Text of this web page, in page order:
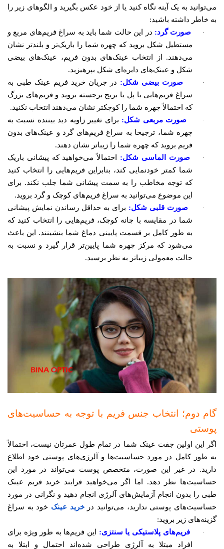
می‌توانید به یک آینه نگاه کنید یا از خود عکس بگیرید و الگوهای زیر را
به خاطر داشته باشید:
· صورت گرد: در این حالت شما باید به سراغ فریم‌های مربع و
مستطیل شکل بروید که چهره شما را باریک‌تر و بلندتر نشان
می‌دهند. از انتخاب عینک‌های بدون فریم، عینک‌های بیضی
شکل و عینک‌های دایره‌ای شکل بپرهیزید.
· صورت بیضی شکل: در جریان خرید فریم عینک طبی به
سراغ فریم‌هایی با پل یا بریج برجسته بروید و فریم‌های بزرگ
که احتمالاً چهره شما را کوچکتر نشان می‌دهند انتخاب نکنید.
· صورت مربعی شکل: برای تغییر زاویه دید بیننده نسبت به
چهره شما، ترجیحا به سراغ فریم‌های گرد و عینک‌های بدون
فریم بروید که چهره شما را زیباتر نشان دهند.
· صورت الماسی شکل: احتمالاً می‌خواهید که پیشانی باریک
شما کمتر خودنمایی کند، بنابراین فریم‌هایی را انتخاب کنید
که توجه مخاطب را به سمت پیشانی شما جلب نکند. برای
این موضوع می‌توانید به سراغ فریم‌های کوچک و گرد بروید.
· صورت قلبی شکل: برای به حداقل رساندن نمایش پیشانی
شما در مقایسه با چانه کوچک، فریم‌هایی را انتخاب کنید که
به طور کامل بر قسمت پایینی دماغ شما بنشینند. این باعث
می‌شود که مرکز چهره شما پایین‌تر قرار گیرد و نسبت به
حالت معمولی زیباتر به نظر برسید.
گام دوم؛ انتخاب جنس فریم با توجه به حساسیت‌های
پوستی
اگر این اولین جفت عینک شما در تمام طول عمرتان نیست، احتمالاً
به طور کامل در مورد حساسیت‌ها و آلرژی‌های پوستی خود اطلاع
دارید. در غیر این صورت، متخصص پوست می‌تواند در مورد این
حساسیت‌ها نظر دهد. اما اگر می‌خواهید فرایند خرید فریم عینک
طبی را بدون انجام آزمایش‌های آلرژی انجام دهید و نگرانی در مورد
حساسیت‌های پوستی ندارید، می‌توانید درخرید عینک خود به سراغ
گزینه‌های زیر بروید:
· فریم‌های پلاستیکی یا سنتزی: این فریم‌ها به طور ویژه برای
افراد مبتلا به آلرژی طراحی شده‌اند احتمال و ابتلا به